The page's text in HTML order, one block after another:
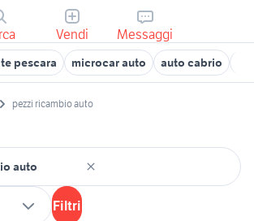
Vendi Messaggi
pescara microcar auto auto cabrio
pezzi ricambio auto
Filtri